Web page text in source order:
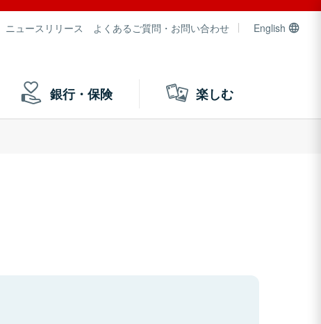
ニュースリリース よくあるご質問・お問い合わせ English
銀行・保険 楽しむ